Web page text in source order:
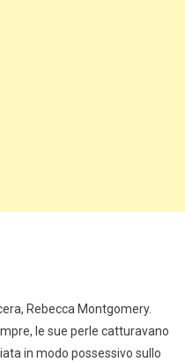
Rebecca Montgomery.
le sue perle catturavano
in modo possessivo sullo